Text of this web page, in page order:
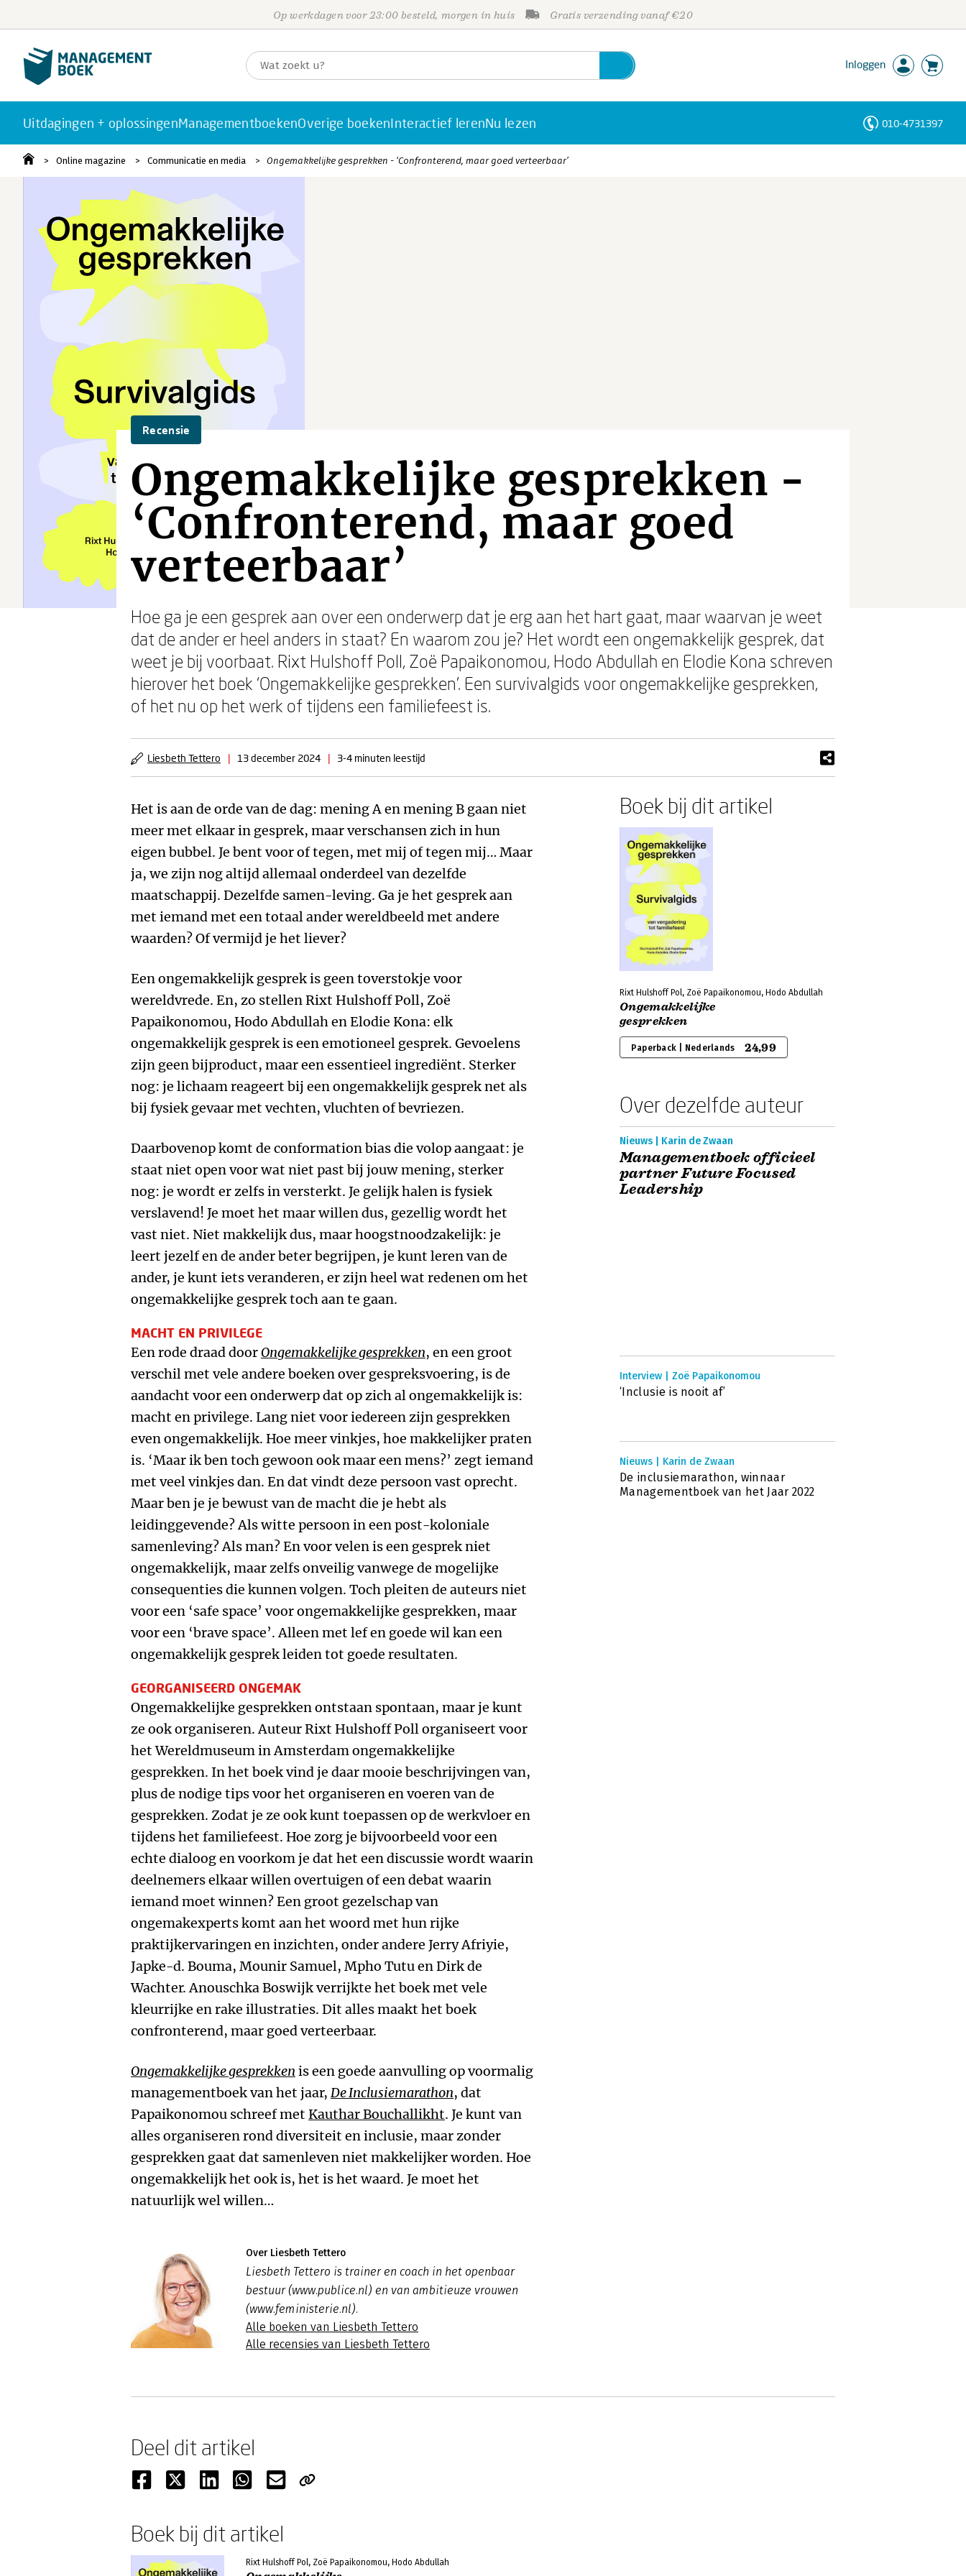
Op werkdagen voor 23:00 besteld, morgen in huis Gratis verzending vanaf €20
Inloggen
Uitdagingen + oplossingenManagementboekenOverige boekenInteractief lerenNu lezen 010-4731397
Online magazine Communicatie en media Ongemakkelijke gesprekken - ‘Confronterend, maar goed verteerbaar’
Recensie
Ongemakkelijke gesprekken -
‘Confronterend, maar goed
verteerbaar’
Hoe ga je een gesprek aan over een onderwerp dat je erg aan het hart gaat, maar waarvan je weet
dat de ander er heel anders in staat? En waarom zou je? Het wordt een ongemakkelijk gesprek, dat
weet je bij voorbaat. Rixt Hulshoff Poll, Zoë Papaikonomou, Hodo Abdullah en Elodie Kona schreven
hierover het boek ‘Ongemakkelijke gesprekken’. Een survivalgids voor ongemakkelijke gesprekken,
of het nu op het werk of tijdens een familiefeest is.
Liesbeth Tettero | 13 december 2024 | 3-4 minuten leestijd
Het is aan de orde van de dag: mening A en mening B gaan niet
meer met elkaar in gesprek, maar verschansen zich in hun
eigen bubbel. Je bent voor of tegen, met mij of tegen mij… Maar
ja, we zijn nog altijd allemaal onderdeel van dezelfde
maatschappij. Dezelfde samen-leving. Ga je het gesprek aan
met iemand met een totaal ander wereldbeeld met andere
waarden? Of vermijd je het liever?
Een ongemakkelijk gesprek is geen toverstokje voor
wereldvrede. En, zo stellen Rixt Hulshoff Poll, Zoë
Papaikonomou, Hodo Abdullah en Elodie Kona: elk
ongemakkelijk gesprek is een emotioneel gesprek. Gevoelens
zijn geen bijproduct, maar een essentieel ingrediënt. Sterker
nog: je lichaam reageert bij een ongemakkelijk gesprek net als
bij fysiek gevaar met vechten, vluchten of bevriezen.
Daarbovenop komt de conformation bias die volop aangaat: je
staat niet open voor wat niet past bij jouw mening, sterker
nog: je wordt er zelfs in versterkt. Je gelijk halen is fysiek
verslavend! Je moet het maar willen dus, gezellig wordt het
vast niet. Niet makkelijk dus, maar hoogstnoodzakelijk: je
leert jezelf en de ander beter begrijpen, je kunt leren van de
ander, je kunt iets veranderen, er zijn heel wat redenen om het
ongemakkelijke gesprek toch aan te gaan.
MACHT EN PRIVILEGE
Een rode draad doorOngemakkelijke gesprekken, en een groot
verschil met vele andere boeken over gespreksvoering, is de
aandacht voor een onderwerp dat op zich al ongemakkelijk is:
macht en privilege. Lang niet voor iedereen zijn gesprekken
even ongemakkelijk. Hoe meer vinkjes, hoe makkelijker praten
is. ‘Maar ik ben toch gewoon ook maar een mens?’ zegt iemand
met veel vinkjes dan. En dat vindt deze persoon vast oprecht.
Maar ben je je bewust van de macht die je hebt als
leidinggevende? Als witte persoon in een post-koloniale
samenleving? Als man? En voor velen is een gesprek niet
ongemakkelijk, maar zelfs onveilig vanwege de mogelijke
consequenties die kunnen volgen. Toch pleiten de auteurs niet
voor een ‘safe space’ voor ongemakkelijke gesprekken, maar
voor een ‘brave space’. Alleen met lef en goede wil kan een
ongemakkelijk gesprek leiden tot goede resultaten.
GEORGANISEERD ONGEMAK
Ongemakkelijke gesprekken ontstaan spontaan, maar je kunt
ze ook organiseren. Auteur Rixt Hulshoff Poll organiseert voor
het Wereldmuseum in Amsterdam ongemakkelijke
gesprekken. In het boek vind je daar mooie beschrijvingen van,
plus de nodige tips voor het organiseren en voeren van de
gesprekken. Zodat je ze ook kunt toepassen op de werkvloer en
tijdens het familiefeest. Hoe zorg je bijvoorbeeld voor een
echte dialoog en voorkom je dat het een discussie wordt waarin
deelnemers elkaar willen overtuigen of een debat waarin
iemand moet winnen? Een groot gezelschap van
ongemakexperts komt aan het woord met hun rijke
praktijkervaringen en inzichten, onder andere Jerry Afriyie,
Japke-d. Bouma, Mounir Samuel, Mpho Tutu en Dirk de
Wachter. Anouschka Boswijk verrijkte het boek met vele
kleurrijke en rake illustraties. Dit alles maakt het boek
confronterend, maar goed verteerbaar.
Ongemakkelijke gesprekken is een goede aanvulling op voormalig
managementboek van het jaar, De Inclusiemarathon, dat
Papaikonomou schreef met Kauthar Bouchallikht. Je kunt van
alles organiseren rond diversiteit en inclusie, maar zonder
gesprekken gaat dat samenleven niet makkelijker worden. Hoe
ongemakkelijk het ook is, het is het waard. Je moet het
natuurlijk wel willen…
Over Liesbeth Tettero
Liesbeth Tettero is trainer en coach in het openbaar
bestuur (www.publice.nl) en van ambitieuze vrouwen
(www.feministerie.nl).
Alle boeken van Liesbeth Tettero
Alle recensies van Liesbeth Tettero
Boek bij dit artikel
Rixt Hulshoff Pol, Zoë Papaikonomou, Hodo Abdullah
Ongemakkelijke
gesprekken
Paperback | Nederlands 24,99
Over dezelfde auteur
Nieuws | Karin de Zwaan
Managementboek officieel
partner Future Focused
Leadership
Interview | Zoë Papaikonomou
‘Inclusie is nooit af’
Nieuws | Karin de Zwaan
De inclusiemarathon, winnaar
Managementboek van het Jaar 2022
Deel dit artikel
Boek bij dit artikel
Rixt Hulshoff Pol, Zoë Papaikonomou, Hodo Abdullah
Personen